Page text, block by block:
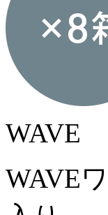
WAVE
WAVE